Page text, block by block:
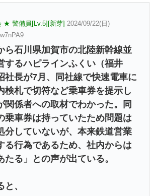
★ 警備員[Lv.5][新芽] 2024/09/22(日)
ら石川県加賀市の北陸新幹線並
するハピラインふくい（福井
社長が7月、同社線で快速電車に
検札で切符など乗車券を提示し
関係者への取材でわかった。同
乗車券は持っていたため問題は
分していないが、本来鉄道営業
る行為であるため、社内からは
たる」との声が出ている。
、